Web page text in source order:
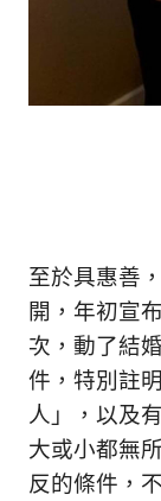
至於具惠善
開，年初宣
次，動了結
件，特別註
人」，以及
大或小都無
反的條件，